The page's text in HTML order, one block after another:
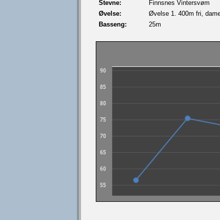
Stevne:
Finnsnes Vintersvøm
Øvelse:
Øvelse 1. 400m fri,
Basseng:
25m